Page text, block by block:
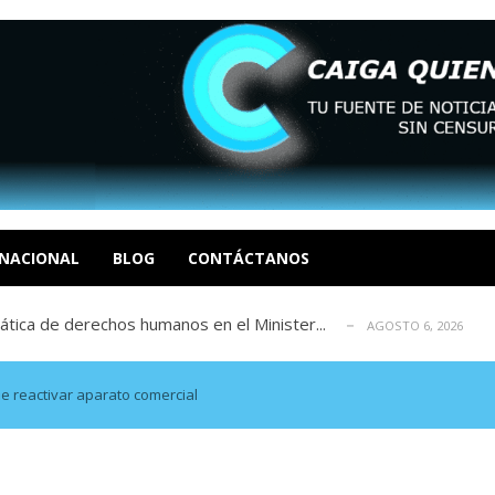
BLOG CONTÁCTANOS
de derechos humanos en el Minister... AGOSTO 6, 2026
un mercado impulsado por el auge de...
en La Guaira que hasta ahora no había ... AGOSTO 6, 2026
Por Dayana Cristina Duzoglou L. AGOSTO 6, 2026
apagones y promesas incumplidas...
de derechos humanos en el Minister...
un mercado impulsado por el auge de... AGOSTO 6, 2026
en La Guaira que hasta ahora no había ... AGOSTO 6, 2026
Por Dayana Cristina Duzoglou L.
apagones y promesas incumplidas... AGOSTO 6, 2026
reactivar aparato comercial